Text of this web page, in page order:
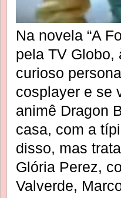
Na novela “A
pela TV Globo,
curioso
cosplayer e se
animê Dragon
casa, com a
disso, mas
Glória Perez,
Valverde,